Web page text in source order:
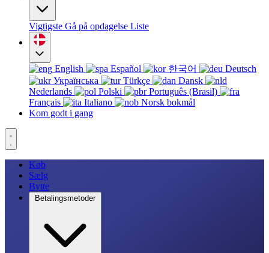
Vigtigste Gå på opdagelse Liste
English Español 한국어
Deutsch
Українська
Türkçe
Dansk
Nederlands
Polski
Português (Brasil)
Français
Italiano
Norsk bokmål
Kom godt i gang
Køb
Sælg
Bytte
Betalingsmetoder